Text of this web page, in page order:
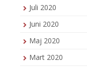
Juli 2020
Juni 2020
Maj 2020
Mart 2020